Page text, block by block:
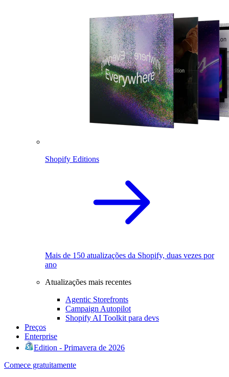
Shopify Editions
Mais de 150 atualizações da Shopify, duas vezes por
ano
Atualizações mais recentes
Agentic Storefronts
Campaign Autopilot
Shopify AI Toolkit para devs
Preços
Enterprise
Edition - Primavera de 2026
Comece gratuitamente